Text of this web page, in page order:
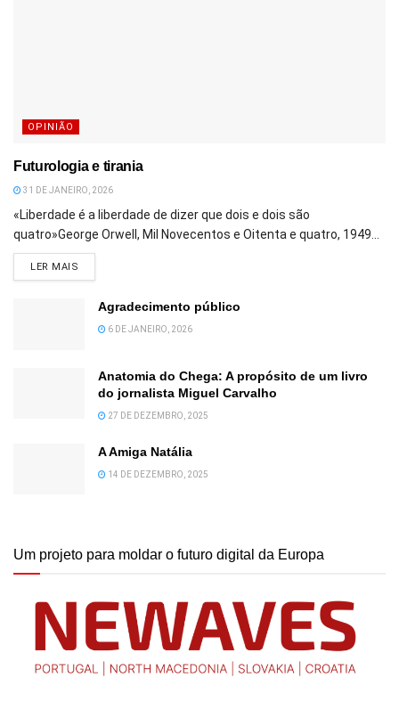
OPINIÃO
Futurologia e tirania
31 DE JANEIRO, 2026
«Liberdade é a liberdade de dizer que dois e dois são
quatro»George Orwell, Mil Novecentos e Oitenta e quatro, 1949...
LER MAIS
Agradecimento público
6 DE JANEIRO, 2026
Anatomia do Chega: A propósito de um livro
do jornalista Miguel Carvalho
27 DE DEZEMBRO, 2025
A Amiga Natália
14 DE DEZEMBRO, 2025
Um projeto para moldar o futuro digital da Europa